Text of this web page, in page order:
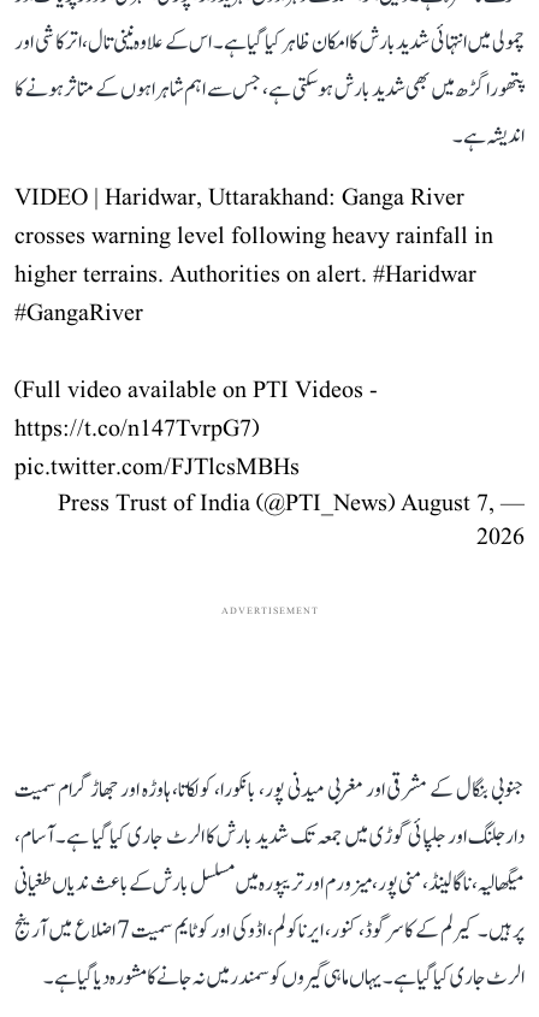
چمولی میں انتہائی شدید بارش کا امکان ظاہر کیا گیا ہے۔ اس کے علاوہ نینی تال، اترکاشی اور
پتھورا گڑھ میں بھی شدید بارش ہو سکتی ہے، جس سے اہم شاہراہوں کے متاثر ہونے کا
اندیشہ ہے۔
VIDEO | Haridwar, Uttarakhand: Ganga River
crosses warning level following heavy rainfall in
higher terrains. Authorities on alert. #Haridwar
#GangaRiver
(Full video available on PTI Videos -
https://t.co/n147TvrpG7)
pic.twitter.com/FJTlcsMBHs
— Press Trust of India (@PTI_News)
August 7,
2026
ADVERTISEMENT
جنوبی بنگال کے مشرقی اور مغربی میدنی پور، بانکورا، کولکاتا، ہاوڑہ اور جھاڑگرام سمیت
دارجلنگ اور جلپائی گوڑی میں جمعہ تک شدید بارش کا الرٹ جاری کیا گیا ہے۔ آسام،
میگھالیہ، ناگالینڈ، منی پور، میزورم اور تریپورہ میں مسلسل بارش کے باعث ندیاں طغیانی
پر ہیں۔ کیرلم کے کاسرگوڈ، کنور، ایرناکولم، اڈوکی اور کوٹایم سمیت 7 اضلاع میں آرینج
الرٹ جاری کیا گیا ہے۔ یہاں ماہی گیروں کو سمندر میں نہ جانے کا مشورہ دیا گیا ہے۔